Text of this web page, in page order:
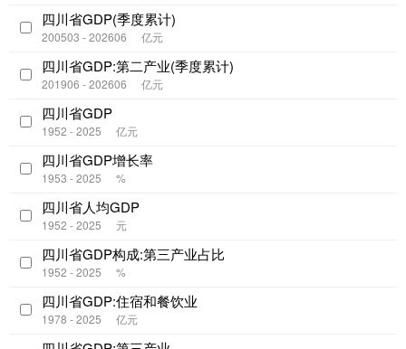
四川省GDP(季度累计)
200503 - 202606 亿元
四川省GDP:第二产业(季度累计)
201906 - 202606 亿元
四川省GDP
1952 - 2025 亿元
四川省GDP增长率
1953 - 2025 %
四川省人均GDP
1952 - 2025 元
四川省GDP构成:第三产业占比
1952 - 2025 %
四川省GDP:住宿和餐饮业
1978 - 2025 亿元